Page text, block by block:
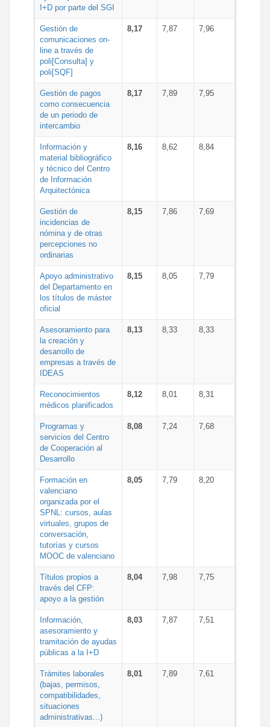
I+D por parte del SGI
Gestión de
comunicaciones on-
line a través de
poli[Consulta] y
poli[SQF]
8,17 7,87 7,96
Gestión de pagos
como consecuencia
de un periodo de
intercambio
8,17 7,89 7,95
Información y
material bibliográfico
y técnico del Centro
de Información
Arquitectónica
8,16 8,62 8,84
Gestión de
incidencias de
nómina y de otras
percepciones no
ordinarias
8,15 7,86 7,69
Apoyo administrativo
del Departamento en
los títulos de máster
oficial
8,15 8,05 7,79
Asesoramiento para
la creación y
desarrollo de
empresas a través de
IDEAS
8,13 8,33 8,33
Reconocimientos
médicos planificados
8,12 8,01 8,31
Programas y
servicios del Centro
de Cooperación al
Desarrollo
8,08 7,24 7,68
Formación en
valenciano
organizada por el
SPNL: cursos, aulas
virtuales, grupos de
conversación,
tutorías y cursos
MOOC de valenciano
8,05 7,79 8,20
Títulos propios a
través del CFP:
apoyo a la gestión
8,04 7,98 7,75
Información,
asesoramiento y
tramitación de ayudas
públicas a la I+D
8,03 7,87 7,51
Trámites laborales
(bajas, permisos,
compatibilidades,
situaciones
administrativas...)
8,01 7,89 7,61